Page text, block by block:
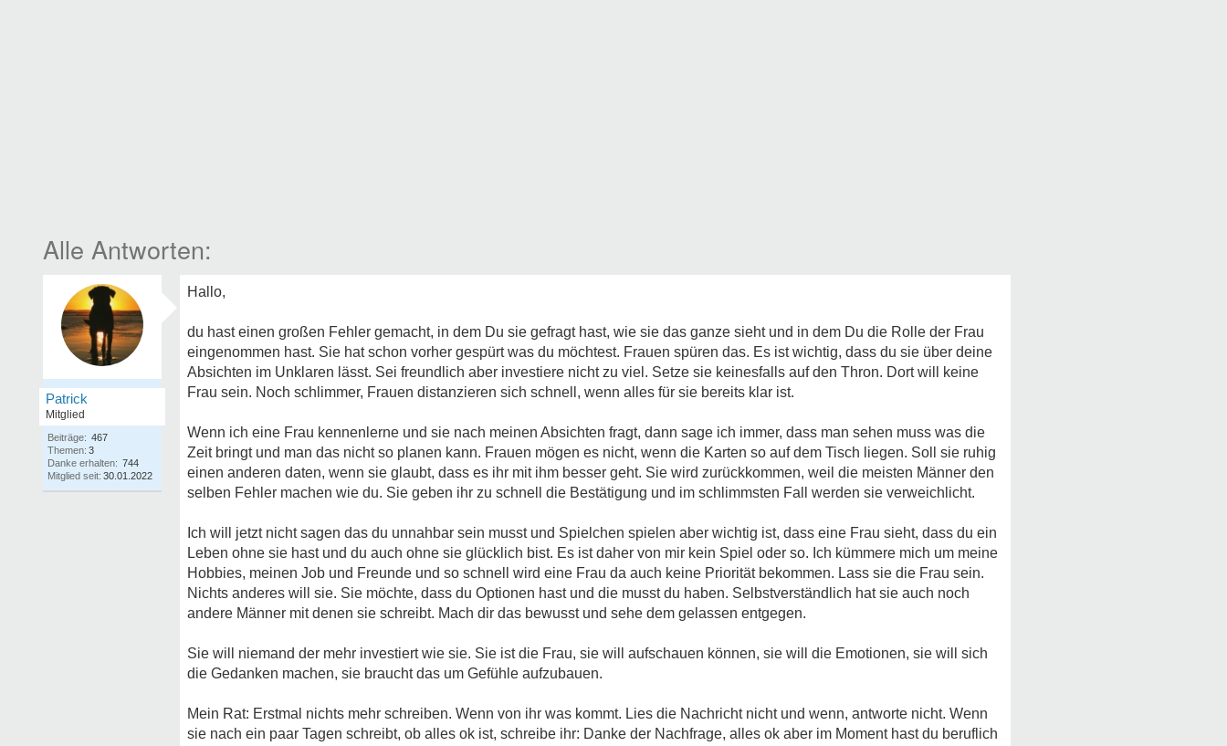
Patrick
Mitglied
Beiträge: 467
Themen: 3
Danke erhalten: 744
Mitglied seit: 30.01.2022
Hallo,
du hast einen großen Fehler gemacht, in dem Du sie gefragt hast, wie sie das ganze sieht und in dem Du die Rolle der Frau
eingenommen hast. Sie hat schon vorher gespürt was du möchtest. Frauen spüren das. Es ist wichtig, dass du sie über deine
Absichten im Unklaren lässt. Sei freundlich aber investiere nicht zu viel. Setze sie keinesfalls auf den Thron. Dort will keine
Frau sein. Noch schlimmer, Frauen distanzieren sich schnell, wenn alles für sie bereits klar ist.
Wenn ich eine Frau kennenlerne und sie nach meinen Absichten fragt, dann sage ich immer, dass man sehen muss was die
Zeit bringt und man das nicht so planen kann. Frauen mögen es nicht, wenn die Karten so auf dem Tisch liegen. Soll sie ruhig
einen anderen daten, wenn sie glaubt, dass es ihr mit ihm besser geht. Sie wird zurückkommen, weil die meisten Männer den
selben Fehler machen wie du. Sie geben ihr zu schnell die Bestätigung und im schlimmsten Fall werden sie verweichlicht.
Ich will jetzt nicht sagen das du unnahbar sein musst und Spielchen spielen aber wichtig ist, dass eine Frau sieht, dass du ein
Leben ohne sie hast und du auch ohne sie glücklich bist. Es ist daher von mir kein Spiel oder so. Ich kümmere mich um meine
Hobbies, meinen Job und Freunde und so schnell wird eine Frau da auch keine Priorität bekommen. Lass sie die Frau sein.
Nichts anderes will sie. Sie möchte, dass du Optionen hast und die musst du haben. Selbstverständlich hat sie auch noch
andere Männer mit denen sie schreibt. Mach dir das bewusst und sehe dem gelassen entgegen.
Sie will niemand der mehr investiert wie sie. Sie ist die Frau, sie will aufschauen können, sie will die Emotionen, sie will sich
die Gedanken machen, sie braucht das um Gefühle aufzubauen.
Mein Rat: Erstmal nichts mehr schreiben. Wenn von ihr was kommt. Lies die Nachricht nicht und wenn, antworte nicht. Wenn
sie nach ein paar Tagen schreibt, ob alles ok ist, schreibe ihr: Danke der Nachfrage, alles ok aber im Moment hast du beruflich